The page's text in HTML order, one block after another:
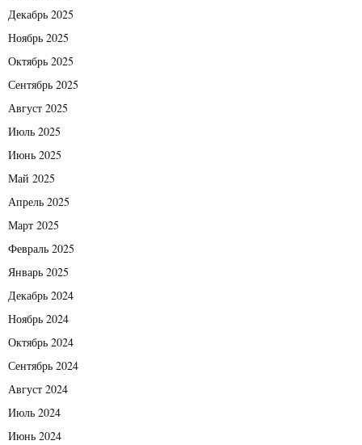
Декабрь 2025
Ноябрь 2025
Октябрь 2025
Сентябрь 2025
Август 2025
Июль 2025
Июнь 2025
Май 2025
Апрель 2025
Март 2025
Февраль 2025
Январь 2025
Декабрь 2024
Ноябрь 2024
Октябрь 2024
Сентябрь 2024
Август 2024
Июль 2024
Июнь 2024